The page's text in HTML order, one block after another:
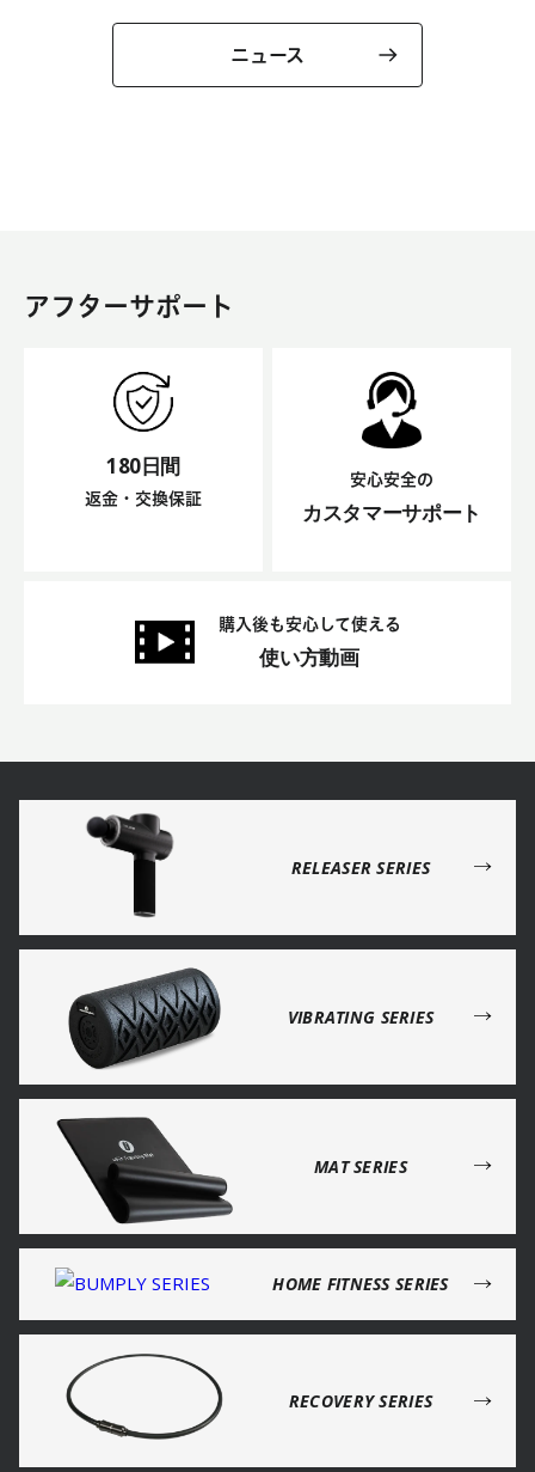
ニュース
アフターサポート
180日間
返金・交換保証
安心安全の
カスタマーサポート
購入後も安心して使える
使い方動画
RELEASER SERIES →
VIBRATING SERIES →
MAT SERIES →
HOME FITNESS SERIES →
RECOVERY SERIES →